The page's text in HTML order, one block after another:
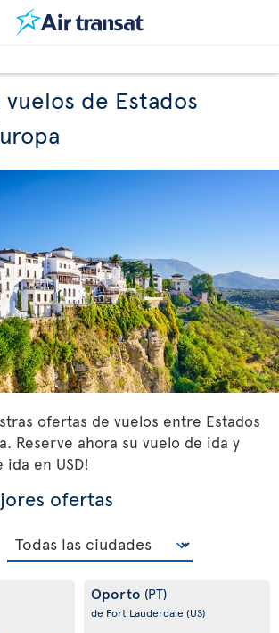
de Estados
ofertas de vuelos entre Estados
Reserve ahora su vuelo de ida y
en USD!
ofertas
Oporto (PT)
de Fort Lauderdale (US)